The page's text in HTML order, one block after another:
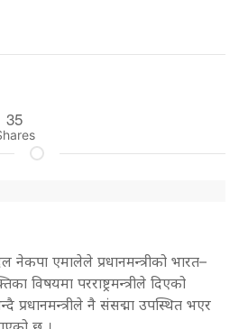
35
नेकपा एमालेले प्रधानमन्त्रीको भारत–
विषयमा परराष्ट्रमन्त्रीले दिएको
प्रधानमन्त्रीले नै संसद्मा उपस्थित भएर